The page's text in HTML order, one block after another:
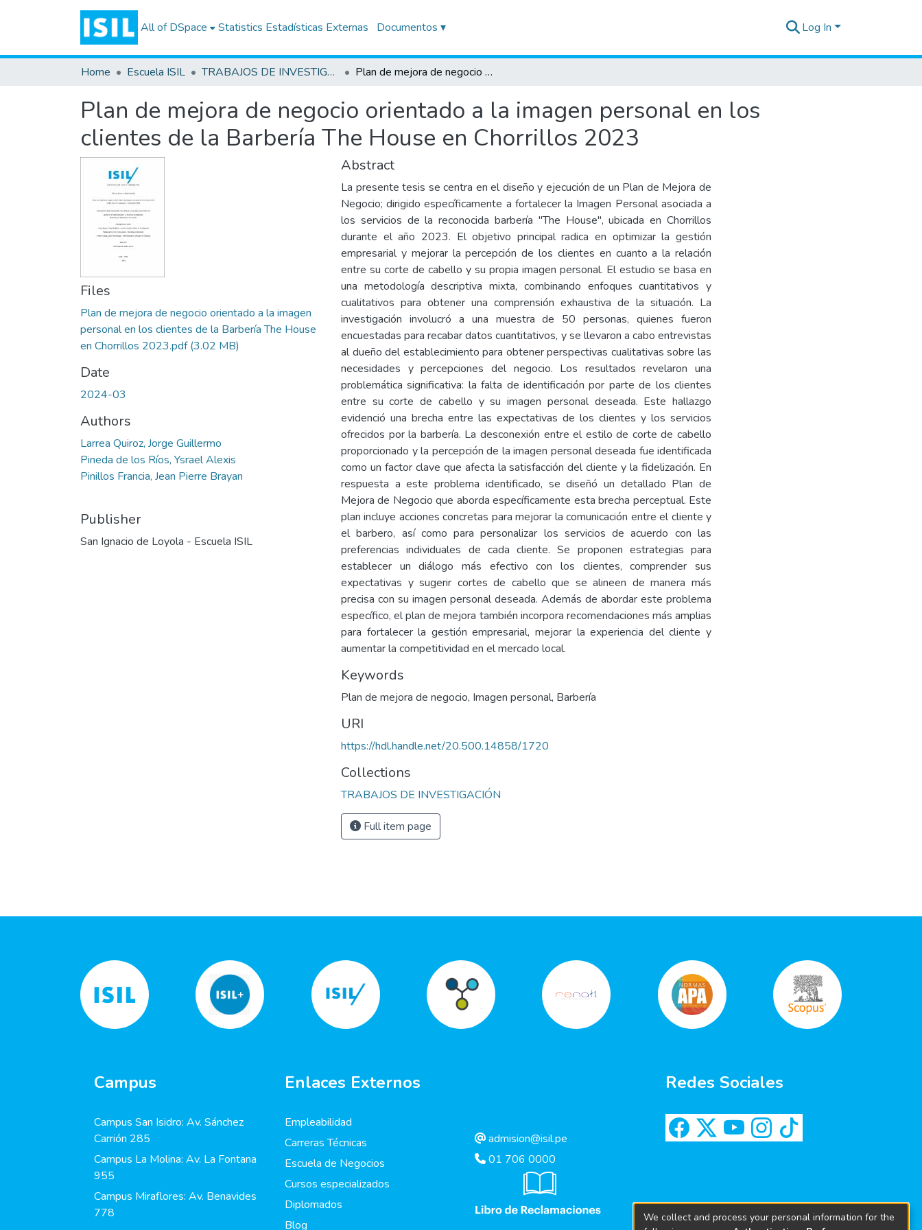
All of DSpace Statistics Estadísticas Externas Documentos ▾ Log In
Home Escuela ISIL TRABAJOS DE INVESTIGACIÓN Plan de mejora de negocio orientado a la imagen personal en los clientes de la Barbería The House en Chorrillos 2023
Plan de mejora de negocio orientado a la imagen personal en los
clientes de la Barbería The House en Chorrillos 2023
Files
Plan de mejora de negocio orientado a la imagen
personal en los clientes de la Barbería The House
en Chorrillos 2023.pdf(3.02 MB)
Date
2024-03
Authors
Larrea Quiroz, Jorge Guillermo
Pineda de los Ríos, Ysrael Alexis
Pinillos Francia, Jean Pierre Brayan
Publisher
San Ignacio de Loyola - Escuela ISIL
Abstract
La presente tesis se centra en el diseño y ejecución de un Plan de Mejora de
Negocio; dirigido específicamente a fortalecer la Imagen Personal asociada a
los servicios de la reconocida barbería "The House", ubicada en Chorrillos
durante el año 2023. El objetivo principal radica en optimizar la gestión
empresarial y mejorar la percepción de los clientes en cuanto a la relación
entre su corte de cabello y su propia imagen personal. El estudio se basa en
una metodología descriptiva mixta, combinando enfoques cuantitativos y
cualitativos para obtener una comprensión exhaustiva de la situación. La
investigación involucró a una muestra de 50 personas, quienes fueron
encuestadas para recabar datos cuantitativos, y se llevaron a cabo entrevistas
al dueño del establecimiento para obtener perspectivas cualitativas sobre las
necesidades y percepciones del negocio. Los resultados revelaron una
problemática significativa: la falta de identificación por parte de los clientes
entre su corte de cabello y su imagen personal deseada. Este hallazgo
evidenció una brecha entre las expectativas de los clientes y los servicios
ofrecidos por la barbería. La desconexión entre el estilo de corte de cabello
proporcionado y la percepción de la imagen personal deseada fue identificada
como un factor clave que afecta la satisfacción del cliente y la fidelización. En
respuesta a este problema identificado, se diseñó un detallado Plan de
Mejora de Negocio que aborda específicamente esta brecha perceptual. Este
plan incluye acciones concretas para mejorar la comunicación entre el cliente y
el barbero, así como para personalizar los servicios de acuerdo con las
preferencias individuales de cada cliente. Se proponen estrategias para
establecer un diálogo más efectivo con los clientes, comprender sus
expectativas y sugerir cortes de cabello que se alineen de manera más
precisa con su imagen personal deseada. Además de abordar este problema
específico, el plan de mejora también incorpora recomendaciones más amplias
para fortalecer la gestión empresarial, mejorar la experiencia del cliente y
aumentar la competitividad en el mercado local.
Keywords
Plan de mejora de negocio, Imagen personal, Barbería
URI
https://hdl.handle.net/20.500.14858/1720
Collections
TRABAJOS DE INVESTIGACIÓN
Full item page
Campus
Campus San Isidro: Av. Sánchez
Carrión 285
Campus La Molina: Av. La Fontana
955
Campus Miraflores: Av. Benavides
778
Enlaces Externos
Empleabilidad
Carreras Técnicas
Escuela de Negocios
Cursos especializados
Diplomados
Blog
admision@isil.pe
01 706 0000
Redes Sociales
We collect and process your personal information for the